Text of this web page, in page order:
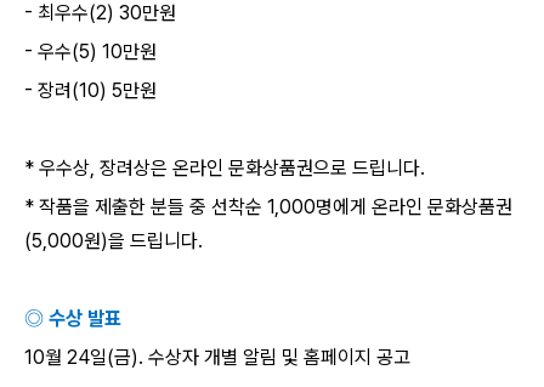
- 최우수(2) 30만원
- 우수(5) 10만원
- 장려(10) 5만원
* 우수상, 장려상은 온라인 문화상품권으로 드립니다.
* 작품을 제출한 분들 중 선착순 1,000명에게 온라인 문화상품권
(5,000원)을 드립니다.
◎ 수상 발표
10월 24일(금). 수상자 개별 알림 및 홈페이지 공고